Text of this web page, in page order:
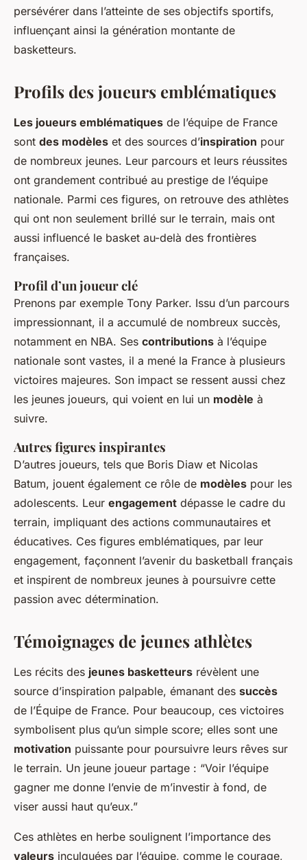
persévérer dans l’atteinte de ses objectifs sportifs,
influençant ainsi la génération montante de
basketteurs.
Profils des joueurs emblématiques
Les joueurs emblématiques de l’équipe de France
sont des modèles et des sources d’inspiration pour
de nombreux jeunes. Leur parcours et leurs réussites
ont grandement contribué au prestige de l’équipe
nationale. Parmi ces figures, on retrouve des athlètes
qui ont non seulement brillé sur le terrain, mais ont
aussi influencé le basket au-delà des frontières
françaises.
Profil d’un joueur clé
Prenons par exemple Tony Parker. Issu d’un parcours
impressionnant, il a accumulé de nombreux succès,
notamment en NBA. Ses contributions à l’équipe
nationale sont vastes, il a mené la France à plusieurs
victoires majeures. Son impact se ressent aussi chez
les jeunes joueurs, qui voient en lui un modèle à
suivre.
Autres figures inspirantes
D’autres joueurs, tels que Boris Diaw et Nicolas
Batum, jouent également ce rôle de modèles pour les
adolescents. Leur engagement dépasse le cadre du
terrain, impliquant des actions communautaires et
éducatives. Ces figures emblématiques, par leur
engagement, façonnent l’avenir du basketball français
et inspirent de nombreux jeunes à poursuivre cette
passion avec détermination.
Témoignages de jeunes athlètes
Les récits des jeunes basketteurs révèlent une
source d’inspiration palpable, émanant des succès
de l’Équipe de France. Pour beaucoup, ces victoires
symbolisent plus qu’un simple score; elles sont une
motivation puissante pour poursuivre leurs rêves sur
le terrain. Un jeune joueur partage : “Voir l’équipe
gagner me donne l’envie de m’investir à fond, de
viser aussi haut qu’eux.”
Ces athlètes en herbe soulignent l’importance des
valeurs inculquées par l’équipe, comme le courage,